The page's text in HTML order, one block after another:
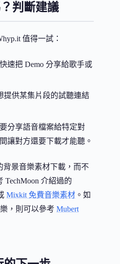
判斷建議
值得一試：
速把 Demo 分享給歌手或
提供某集片段的試聽連結
分享語音檔案給特定對
讓對方還要下載才能聽。
背景音樂素材下載，而不
TechMoon 介紹過的
Mixkit 免費音樂素材 。如
，則可以參考 Mubert